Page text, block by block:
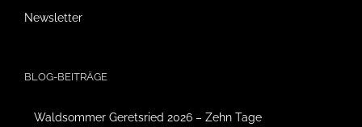
Newsletter
BLOG-BEITRÄGE
Waldsommer Geretsried 2026 – Zehn Tage